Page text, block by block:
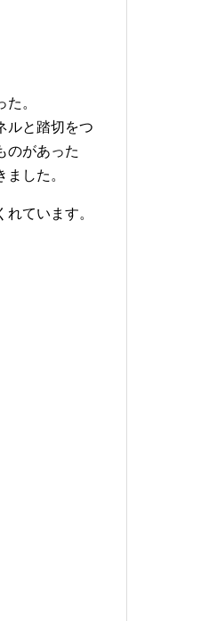
。
ルと踏切をつ
のがあった
した。
ています。